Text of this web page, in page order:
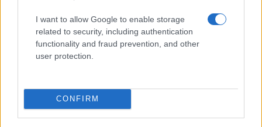
I want to allow Google to enable storage
related to security, including authentication
functionality and fraud prevention, and other
user protection.
CONFIRM
k p
NOTIZIE RECENTI
Controlli rafforzati in Costa Smeralda, 20
arresti e 135 denunce
Tre milioni di euro dalla Provincia Gallura per
nuove aule nelle scuole di Olbia